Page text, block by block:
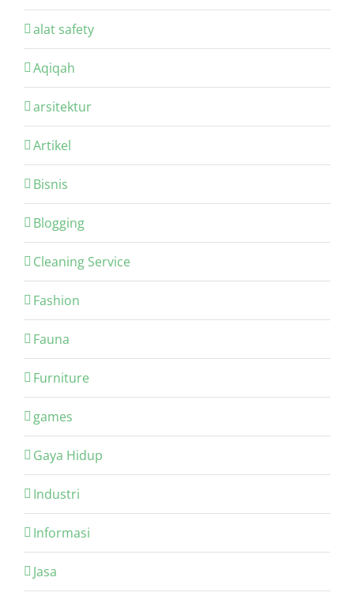
alat safety
Aqiqah
arsitektur
Artikel
Bisnis
Blogging
Cleaning Service
Fashion
Fauna
Furniture
games
Gaya Hidup
Industri
Informasi
Jasa